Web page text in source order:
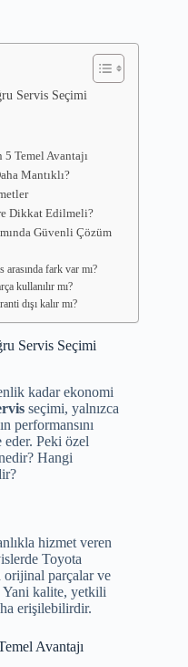
Servis Seçimi
Temel Avantajı
Mantıklı?
Dikkat Edilmeli?
Güvenli Çözüm
fark var mı?
kullanılır mı?
dışı kalır mı?
Servis Seçimi
kadar ekonomi
seçimi, yalnızca
performansını
Peki özel
Hangi
hizmet veren
Toyota
orijinal parçalar ve
Yani kalite, yetkili
erişilebilirdir.
Avantajı